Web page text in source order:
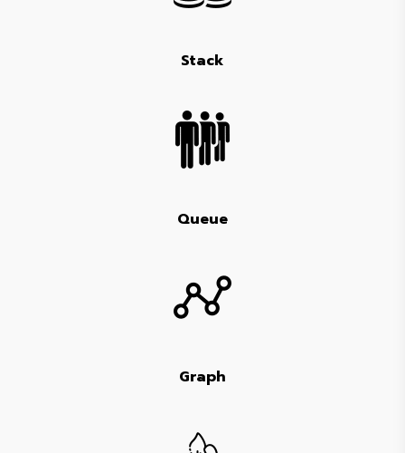
Stack
Queue
Graph